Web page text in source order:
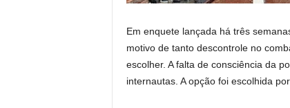
Em enquete lançada há três
motivo de tanto descontrole no
escolher. A falta de consciência da
internautas. A opção foi escolhida